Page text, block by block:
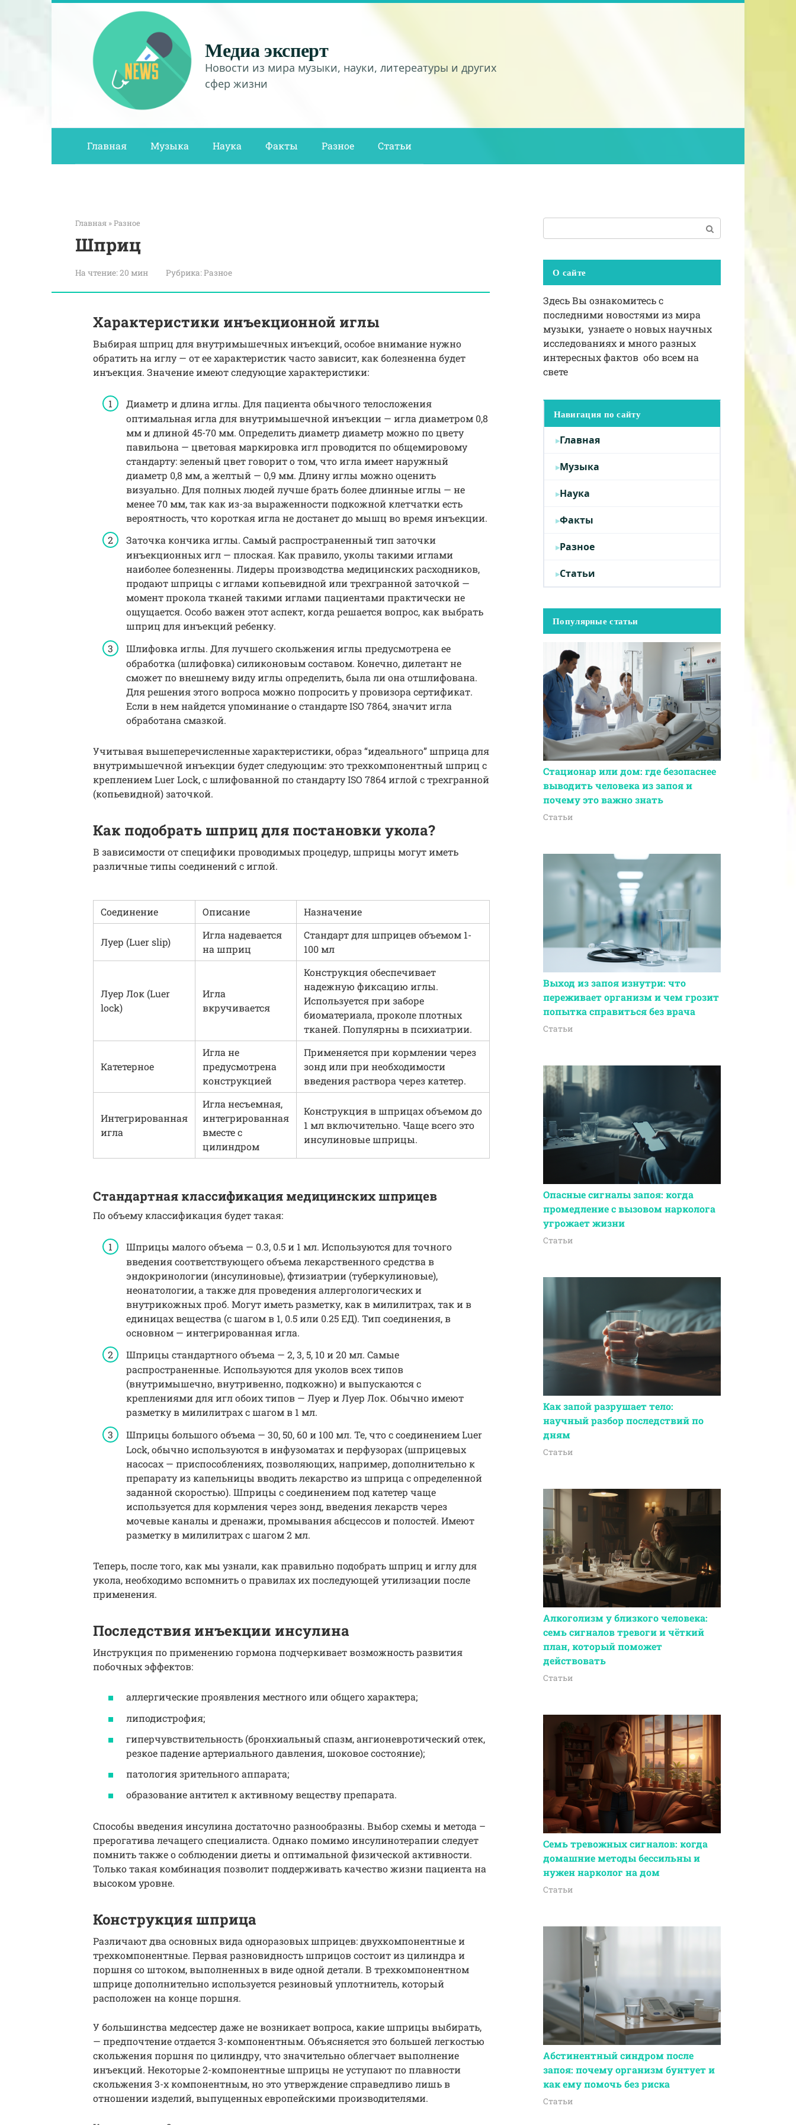
Медиа эксперт
Новости из мира музыки, науки, литереатуры и других
сфер жизни
Главная Музыка Наука Факты Разное Статьи
Главная »Разное
Шприц
На чтение:20 мин Рубрика:Разное
Характеристики инъекционной иглы
Выбирая шприц для внутримышечных инъекций, особое внимание нужно
обратить на иглу — от ее характеристик часто зависит, как болезненна будет
инъекция. Значение имеют следующие характеристики:
Диаметр и длина иглы. Для пациента обычного телосложения
оптимальная игла для внутримышечной инъекции — игла диаметром 0,8
мм и длиной 45-70 мм. Определить диаметр диаметр можно по цвету
павильона — цветовая маркировка игл проводится по общемировому
стандарту: зеленый цвет говорит о том, что игла имеет наружный
диаметр 0,8 мм, а желтый — 0,9 мм. Длину иглы можно оценить
визуально. Для полных людей лучше брать более длинные иглы — не
менее 70 мм, так как из-за выраженности подкожной клетчатки есть
вероятность, что короткая игла не достанет до мышц во время инъекции.
Заточка кончика иглы. Самый распространенный тип заточки
инъекционных игл — плоская. Как правило, уколы такими иглами
наиболее болезненны. Лидеры производства медицинских расходников,
продают шприцы с иглами копьевидной или трехгранной заточкой —
момент прокола тканей такими иглами пациентами практически не
ощущается. Особо важен этот аспект, когда решается вопрос, как выбрать
шприц для инъекций ребенку.
Шлифовка иглы. Для лучшего скольжения иглы предусмотрена ее
обработка (шлифовка) силиконовым составом. Конечно, дилетант не
сможет по внешнему виду иглы определить, была ли она отшлифована.
Для решения этого вопроса можно попросить у провизора сертификат.
Если в нем найдется упоминание о стандарте ISO 7864, значит игла
обработана смазкой.
Учитывая вышеперечисленные характеристики, образ “идеального” шприца для
внутримышечной инъекции будет следующим: это трехкомпонентный шприц с
креплением Luer Lock, с шлифованной по стандарту ISO 7864 иглой с трехгранной
(копьевидной) заточкой.
Как подобрать шприц для постановки укола?
В зависимости от специфики проводимых процедур, шприцы могут иметь
различные типы соединений с иглой.
Соединение Описание Назначение
Луер (Luer slip)
Игла надевается
на шприц
Стандарт для шприцев объемом 1-
100 мл
Луер Лок (Luer
lock)
Игла
вкручивается
Конструкция обеспечивает
надежную фиксацию иглы.
Используется при заборе
биоматериала, проколе плотных
тканей. Популярны в психиатрии.
Катетерное
Игла не
предусмотрена
конструкцией
Применяется при кормлении через
зонд или при необходимости
введения раствора через катетер.
Интегрированная
игла
Игла несъемная,
интегрированная
вместе с
цилиндром
Конструкция в шприцах объемом до
1 мл включительно. Чаще всего это
инсулиновые шприцы.
Стандартная классификация медицинских шприцев
По объему классификация будет такая:
Шприцы малого объема — 0.3, 0.5 и 1 мл. Используются для точного
введения соответствующего объема лекарственного средства в
эндокринологии (инсулиновые), фтизиатрии (туберкулиновые),
неонатологии, а также для проведения аллергологических и
внутрикожных проб. Могут иметь разметку, как в милилитрах, так и в
единицах вещества (с шагом в 1, 0.5 или 0.25 ЕД). Тип соединения, в
основном — интегрированная игла.
Шприцы стандартного объема — 2, 3, 5, 10 и 20 мл. Самые
распространенные. Используются для уколов всех типов
(внутримышечно, внутривенно, подкожно) и выпускаются с
креплениями для игл обоих типов — Луер и Луер Лок. Обычно имеют
разметку в милилитрах с шагом в 1 мл.
Шприцы большого объема — 30, 50, 60 и 100 мл. Те, что с соединением Luer
Lock, обычно используются в инфузоматах и перфузорах (шприцевых
насосах — приспособлениях, позволяющих, например, дополнительно к
препарату из капельницы вводить лекарство из шприца с определенной
заданной скоростью). Шприцы с соединением под катетер чаще
используется для кормления через зонд, введения лекарств через
мочевые каналы и дренажи, промывания абсцессов и полостей. Имеют
разметку в милилитрах с шагом 2 мл.
Теперь, после того, как мы узнали, как правильно подобрать шприц и иглу для
укола, необходимо вспомнить о правилах их последующей утилизации после
применения.
Последствия инъекции инсулина
Инструкция по применению гормона подчеркивает возможность развития
побочных эффектов:
аллергические проявления местного или общего характера;
липодистрофия;
гиперчувствительность (бронхиальный спазм, ангионевротический отек,
резкое падение артериального давления, шоковое состояние);
патология зрительного аппарата;
образование антител к активному веществу препарата.
Способы введения инсулина достаточно разнообразны. Выбор схемы и метода –
прерогатива лечащего специалиста. Однако помимо инсулинотерапии следует
помнить также о соблюдении диеты и оптимальной физической активности.
Только такая комбинация позволит поддерживать качество жизни пациента на
высоком уровне.
Конструкция шприца
Различают два основных вида одноразовых шприцев: двухкомпонентные и
трехкомпонентные. Первая разновидность шприцов состоит из цилиндра и
поршня со штоком, выполненных в виде одной детали. В трехкомпонентном
шприце дополнительно используется резиновый уплотнитель, который
расположен на конце поршня.
У большинства медсестер даже не возникает вопроса, какие шприцы выбирать,
— предпочтение отдается 3-компонентным. Объясняется это большей легкостью
скольжения поршня по цилиндру, что значительно облегчает выполнение
инъекций. Некоторые 2-компонентные шприцы не уступают по плавности
скольжения 3-х компонентным, но это утверждение справедливо лишь в
отношении изделий, выпущенных европейскими производителями.
О сайте
Здесь Вы ознакомитесь с
последними новостями из мира
музыки, узнаете о новых научных
исследованиях и много разных
интересных фактов обо всем на
свете
Навигация по сайту
Главная
Музыка
Наука
Факты
Разное
Статьи
Популярные статьи
Стационар или дом: где безопаснее
выводить человека из запоя и
почему это важно знать
Статьи
Выход из запоя изнутри: что
переживает организм и чем грозит
попытка справиться без врача
Статьи
Опасные сигналы запоя: когда
промедление с вызовом нарколога
угрожает жизни
Статьи
Как запой разрушает тело:
научный разбор последствий по
дням
Статьи
Алкоголизм у близкого человека:
семь сигналов тревоги и чёткий
план, который поможет
действовать
Статьи
Семь тревожных сигналов: когда
домашние методы бессильны и
нужен нарколог на дом
Статьи
Абстинентный синдром после
запоя: почему организм бунтует и
как ему помочь без риска
Статьи